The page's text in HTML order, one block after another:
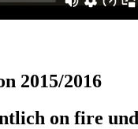
2015/2016
on fire